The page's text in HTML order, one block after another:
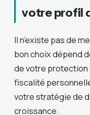
votre profil
Il n’existe pas de
bon choix dépend
de votre protection
fiscalité
votre stratégie de
croissance.